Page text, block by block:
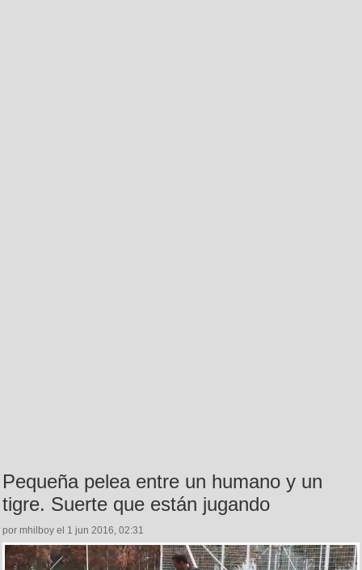
Pequeña pelea entre un humano y un
tigre. Suerte que están jugando
por mhilboy el 1 jun 2016, 02:31